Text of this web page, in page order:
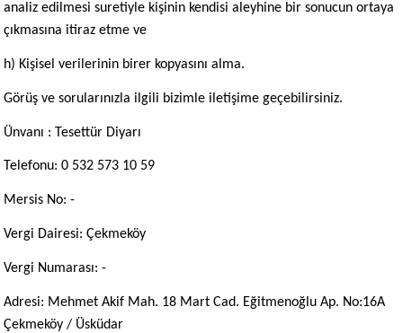
analiz edilmesi suretiyle kişinin kendisi aleyhine bir sonucun ortaya
çıkmasına itiraz etme ve
h) Kişisel verilerinin birer kopyasını alma.
Görüş ve sorularınızla ilgili bizimle iletişime geçebilirsiniz.
Ünvanı : Tesettür Diyarı
Telefonu: 0 532 573 10 59
Mersis No: -
Vergi Dairesi: Çekmeköy
Vergi Numarası: -
Adresi: Mehmet Akif Mah. 18 Mart Cad. Eğitmenoğlu Ap. No:16A
Çekmeköy / Üsküdar